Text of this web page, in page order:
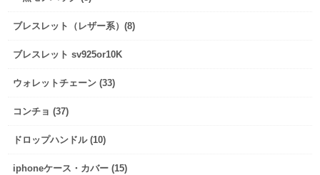
ブレスレット（レザー系）(8)
ブレスレット sv925or10K
ウォレットチェーン (33)
コンチョ (37)
ドロップハンドル (10)
iphoneケース・カバー (15)